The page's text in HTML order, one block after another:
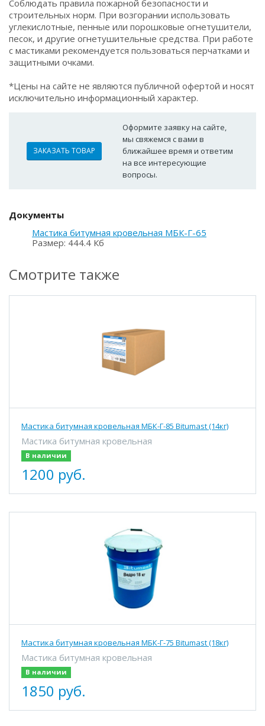
Соблюдать правила пожарной безопасности и
строительных норм. При возгорании использовать
углекислотные, пенные или порошковые огнетушители,
песок, и другие огнетушительные средства. При работе
с мастиками рекомендуется пользоваться перчатками и
защитными очками.
*Цены на сайте не являются публичной офертой и носят
исключительно информационный характер.
ЗАКАЗАТЬ ТОВАР
Оформите заявку на сайте,
мы свяжемся с вами в
ближайшее время и ответим
на все интересующие
вопросы.
Документы
Мастика битумная кровельная МБК-Г-65
Размер: 444.4 Кб
Смотрите также
Мастика битумная кровельная МБК-Г-85 Bitumast (14кг)
Мастика битумная кровельная
В наличии
1200 руб.
Мастика битумная кровельная МБК-Г-75 Bitumast (18кг)
Мастика битумная кровельная
В наличии
1850 руб.